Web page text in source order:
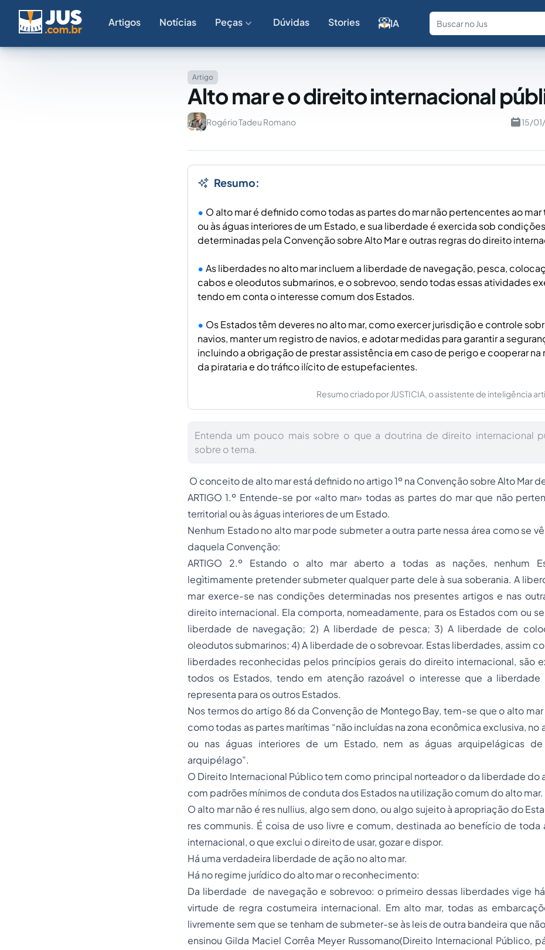
Artigos Notícias Peças Dúvidas Stories IA
Fale com a IA
Artigo
Alto mar e o direito internacional
Rogério Tadeu Romano 15/
Resumo:
O alto mar é definido como todas as partes do mar não pertencentes ao mar
ou às águas interiores de um Estado, e sua liberdade é exercida sob condições
determinadas pela Convenção sobre Alto Mar e outras regras do direito
As liberdades no alto mar incluem a liberdade de navegação, pesca,
cabos e oleodutos submarinos, e o sobrevoo, sendo todas essas atividades
tendo em conta o interesse comum dos Estados.
Os Estados têm deveres no alto mar, como exercer jurisdição e controle
navios, manter um registro de navios, e adotar medidas para garantir a
incluindo a obrigação de prestar assistência em caso de perigo e cooperar na
da pirataria e do tráfico ilícito de estupefacientes.
Resumo criado por JUSTICIA, o assistente de inteligência
Entenda um pouco mais sobre o que a doutrina de direito internacional
sobre o tema.
O conceito de alto mar está definido no artigo 1º na Convenção sobre Alto Mar
ARTIGO 1.º Entende-se por «alto mar» todas as partes do mar que não
territorial ou às águas interiores de um Estado.
Nenhum Estado no alto mar pode submeter a outra parte nessa área como se
daquela Convenção:
ARTIGO 2.º Estando o alto mar aberto a todas as nações, nenhum
legìtimamente pretender submeter qualquer parte dele à sua soberania. A
mar exerce-se nas condições determinadas nos presentes artigos e nas
direito internacional. Ela comporta, nomeadamente, para os Estados com ou
liberdade de navegação; 2) A liberdade de pesca; 3) A liberdade de
oleodutos submarinos; 4) A liberdade de o sobrevoar. Estas liberdades, assim
liberdades reconhecidas pelos princípios gerais do direito internacional, são
todos os Estados, tendo em atenção razoável o interesse que a
representa para os outros Estados.
Nos termos do artigo 86 da Convenção de Montego Bay, tem-se que o alto
como todas as partes marítimas “não incluídas na zona econômica exclusiva, no
ou nas águas interiores de um Estado, nem as águas arquipelágicas
arquipélago”.
O Direito Internacional Público tem como principal norteador o da liberdade do
com padrões mínimos de conduta dos Estados na utilização comum do alto mar.
O alto mar não é res nullius, algo sem dono, ou algo sujeito à apropriação do
res communis. É coisa de uso livre e comum, destinada ao benefício de toda
internacional, o que exclui o direito de usar, gozar e dispor.
Há uma verdadeira liberdade de ação no alto mar.
Há no regime jurídico do alto mar o reconhecimento:
Da liberdade de navegação e sobrevoo: o primeiro dessas liberdades vige
virtude de regra costumeira internacional. Em alto mar, todas as
livremente sem que se tenham de submeter-se às leis de outra bandeira que
ensinou Gilda Maciel Corrêa Meyer Russomano(Direito Internacional Público,